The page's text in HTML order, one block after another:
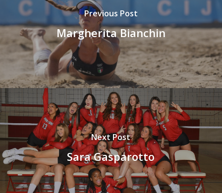
Previous Post
Margherita Bianchin
Next Post
Sara Gasparotto